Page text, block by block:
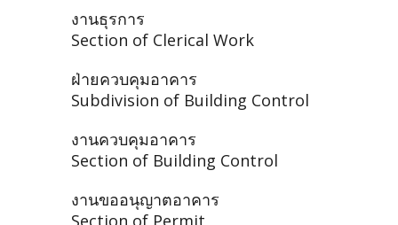
งานธุรการ
Section of Clerical Work
ฝ่ายควบคุมอาคาร
Subdivision of Building Control
งานควบคุมอาคาร
Section of Building Control
งานขออนุญาตอาคาร